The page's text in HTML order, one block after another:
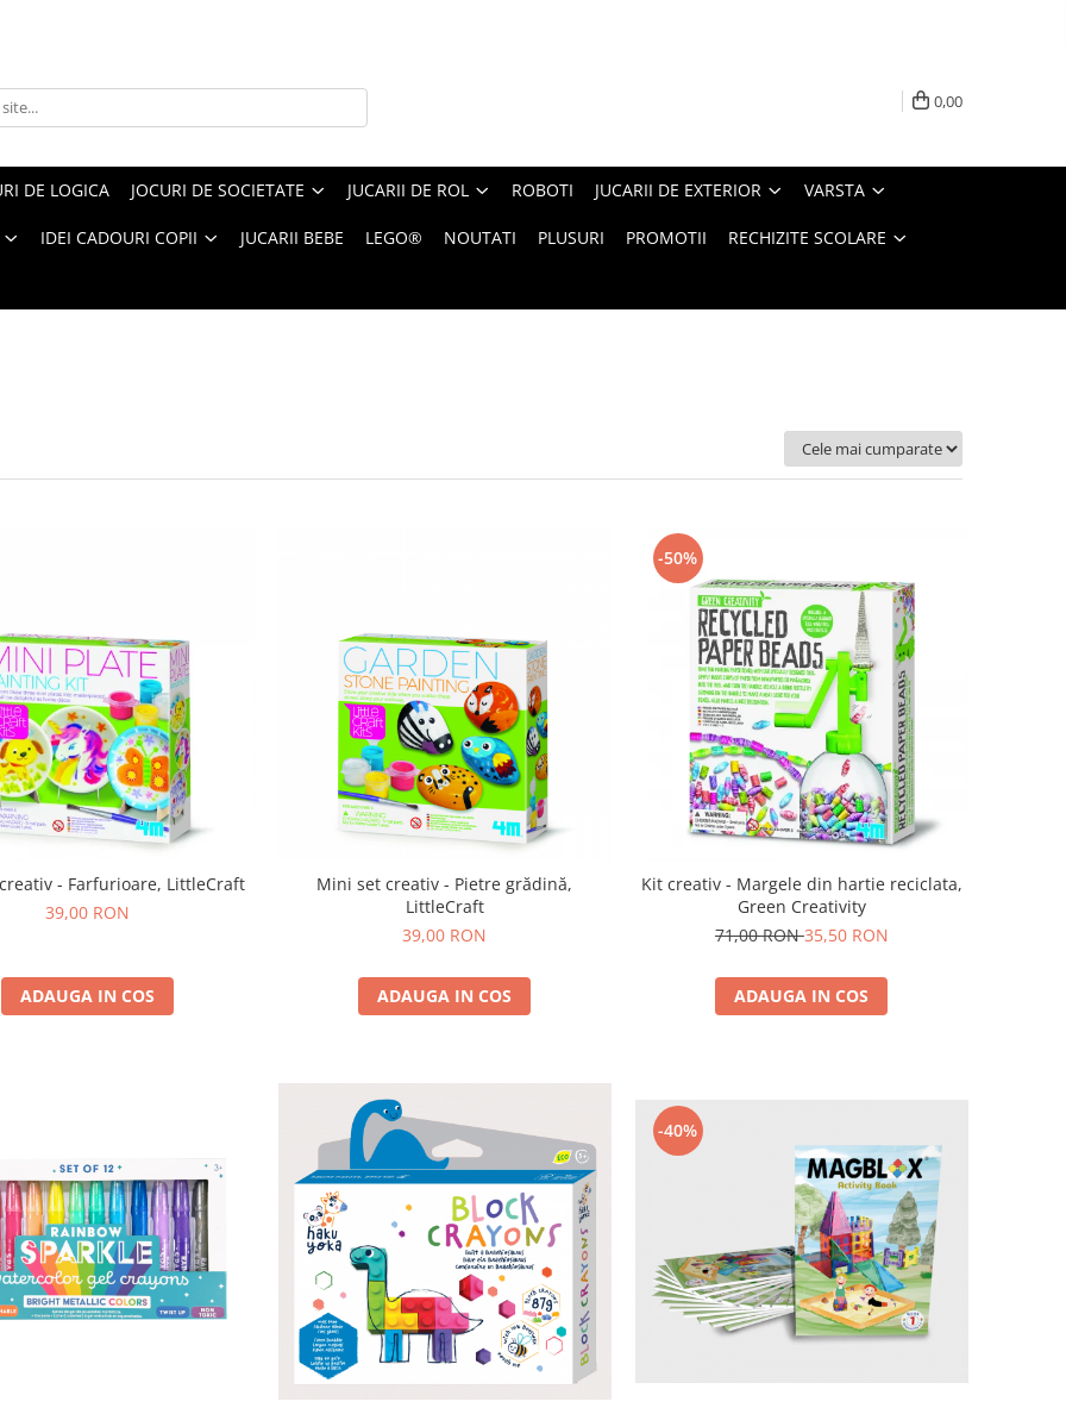
0,00
DE LOGICA JOCURI DE SOCIETATE JUCARII DE ROL ROBOTI JUCARII DE EXTERIOR VARSTA
IDEI CADOURI COPII JUCARII BEBE LEGO® NOUTATI PLUSURI PROMOTII RECHIZITE SCOLARE
- Farfurioare, LittleCraft
39,00 RON
ADAUGA IN COS
Mini set creativ - Pietre grădină,
LittleCraft
39,00 RON
ADAUGA IN COS
-50%
Kit creativ - Margele din hartie reciclata,
Green Creativity
71,00 RON35,50 RON
ADAUGA IN COS
-40%